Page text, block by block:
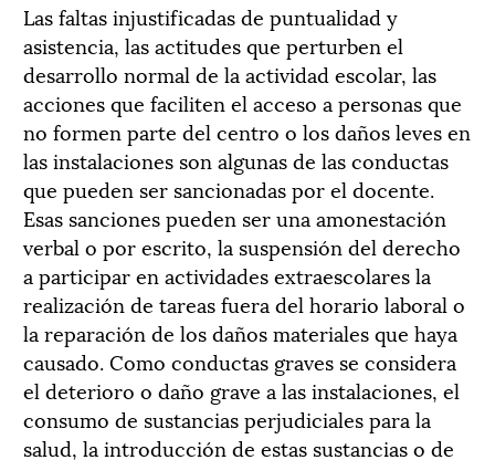
Las faltas injustificadas de puntualidad y
asistencia, las actitudes que perturben el
desarrollo normal de la actividad escolar, las
acciones que faciliten el acceso a personas que
no formen parte del centro o los daños leves en
las instalaciones son algunas de las conductas
que pueden ser sancionadas por el docente.
Esas sanciones pueden ser una amonestación
verbal o por escrito, la suspensión del derecho
a participar en actividades extraescolares la
realización de tareas fuera del horario laboral o
la reparación de los daños materiales que haya
causado. Como conductas graves se considera
el deterioro o daño grave a las instalaciones, el
consumo de sustancias perjudiciales para la
salud, la introducción de estas sustancias o de